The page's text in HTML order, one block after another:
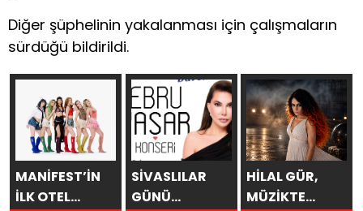
Diğer şüphelinin yakalanması için çalışmaların
sürdüğü bildirildi.
MANİFEST’İN
İLK OTEL
SİVASLILAR
GÜNÜ
HİLAL GÜR,
MÜZİKTE